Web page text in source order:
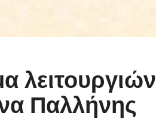
λειτουργιών
Παλλήνης